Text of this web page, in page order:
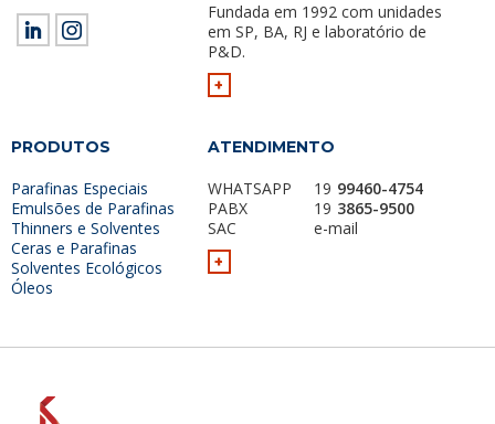
Fundada em 1992 com unidades
em SP, BA, RJ e laboratório de
P&D.
+
PRODUTOS
Parafinas Especiais
Emulsões de Parafinas
Thinners e Solventes
Ceras e Parafinas
Solventes Ecológicos
Óleos
ATENDIMENTO
WHATSAPP
PABX
SAC
+
19 99460-4754
19 3865-9500
e-mail